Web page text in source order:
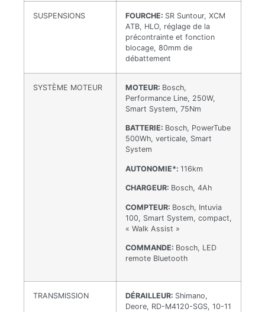
SUSPENSIONS FOURCHE: SR Suntour, XCM
ATB, HLO, réglage de la
précontrainte et fonction
blocage, 80mm de
débattement
SYSTÈME MOTEUR MOTEUR: Bosch,
Performance Line, 250W,
Smart System, 75Nm
BATTERIE: Bosch, PowerTube
500Wh, verticale, Smart
System
AUTONOMIE*: 116km
CHARGEUR: Bosch, 4Ah
COMPTEUR: Bosch, Intuvia
100, Smart System, compact,
« Walk Assist »
COMMANDE: Bosch, LED
remote Bluetooth
TRANSMISSION DÉRAILLEUR: Shimano,
Deore, RD-M4120-SGS, 10-11